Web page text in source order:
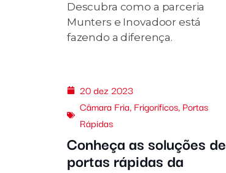
Descubra como a parceria
Munters e Inovadoor está
fazendo a diferença.
20 dez 2023
Câmara Fria, Frigoríficos, Portas
Rápidas
Conheça as soluções de
portas rápidas da